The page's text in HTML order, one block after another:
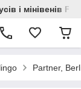
і мінівенів
Partner,